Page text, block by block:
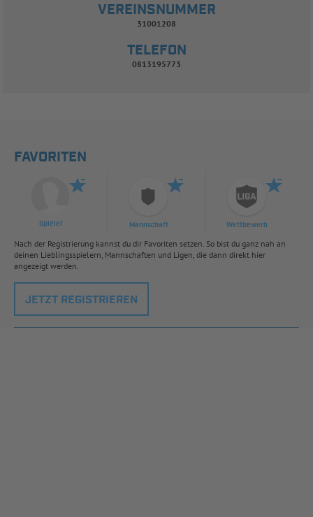
VEREINSNUMMER
31001208
TELEFON
0813195773
FAVORITEN
Spieler Mannschaft Wettbewerb
Nach der Registrierung kannst du dir Favoriten setzen. So bist du ganz nah an
deinen Lieblingsspielern, Mannschaften und Ligen, die dann direkt hier
angezeigt werden.
JETZT REGISTRIEREN